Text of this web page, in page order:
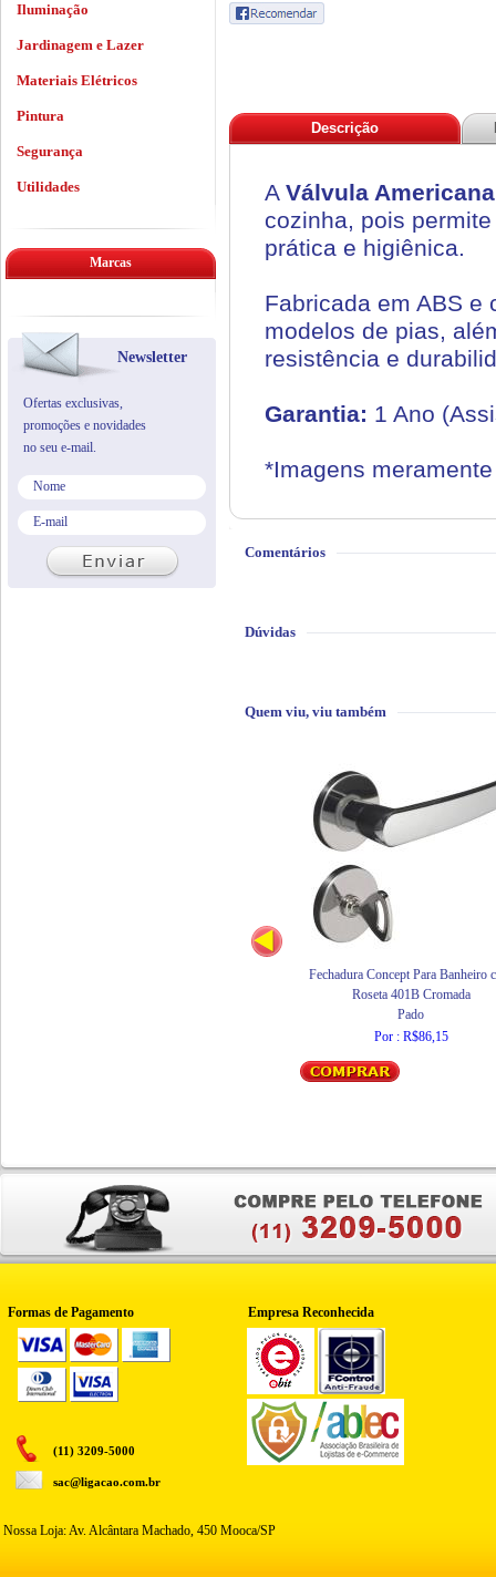
Descrição
A Válvula
cozinha, pois
prática e higiênica.
Fabricada em ABS e
modelos de pias,
resistência e
Garantia: 1 Ano
*Imagens
Comentários
Dúvidas
Quem viu, viu também
Fechadura Concept Para Banheiro
Roseta 401B Cromada
Pado
Por : R$86,15
Iluminação
Jardinagem e Lazer
Materiais Elétricos
Pintura
Segurança
Utilidades
Marcas
Newsletter
Ofertas exclusivas,
promoções e novidades
no seu e-mail.
Formas de Pagamento Empresa Reconhecida
(11) 3209-5000
sac@ligacao.com.br
Nossa Loja: Av. Alcântara Machado, 450 Mooca/SP